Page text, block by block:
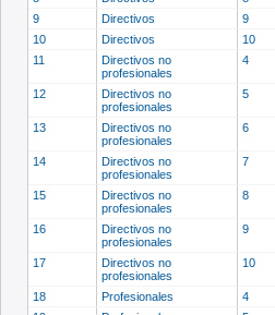
9
Directivos 9
10
Directivos 10
11
Directivos no
profesionales
4
12
Directivos no
profesionales
5
13
Directivos no
profesionales
6
14
Directivos no
profesionales
7
15
Directivos no
profesionales
8
16
Directivos no
profesionales
9
17
Directivos no
profesionales
10
18 Profesionales 4